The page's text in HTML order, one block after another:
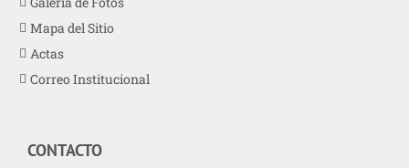
Mapa del Sitio
Actas
Correo Institucional
CONTACTO